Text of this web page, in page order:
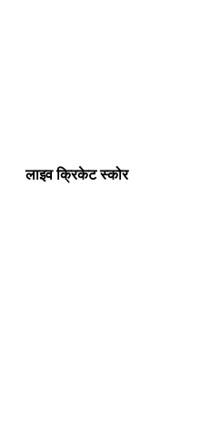
लाइव क्रिकेट स्कोर